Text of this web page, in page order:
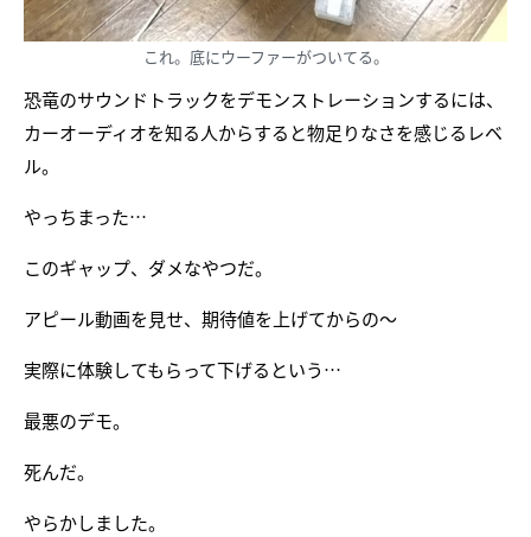
これ。底にウーファーがついてる。
恐竜のサウンドトラックをデモンストレーションするには、
カーオーディオを知る人からすると物足りなさを感じるレベ
ル。
やっちまった…
このギャップ、ダメなやつだ。
アピール動画を見せ、期待値を上げてからの～
実際に体験してもらって下げるという…
最悪のデモ。
死んだ。
やらかしました。